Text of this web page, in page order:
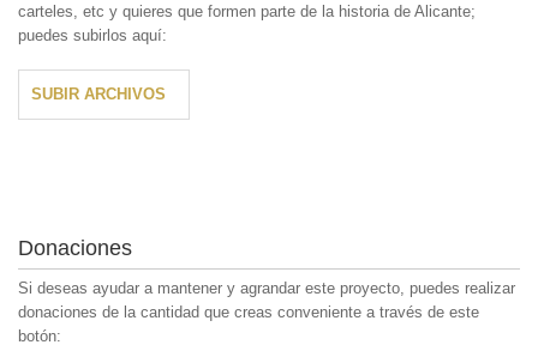
carteles, etc y quieres que formen parte de la historia de Alicante;
puedes subirlos aquí:
SUBIR ARCHIVOS
Donaciones
Si deseas ayudar a mantener y agrandar este proyecto, puedes realizar
donaciones de la cantidad que creas conveniente a través de este
botón: